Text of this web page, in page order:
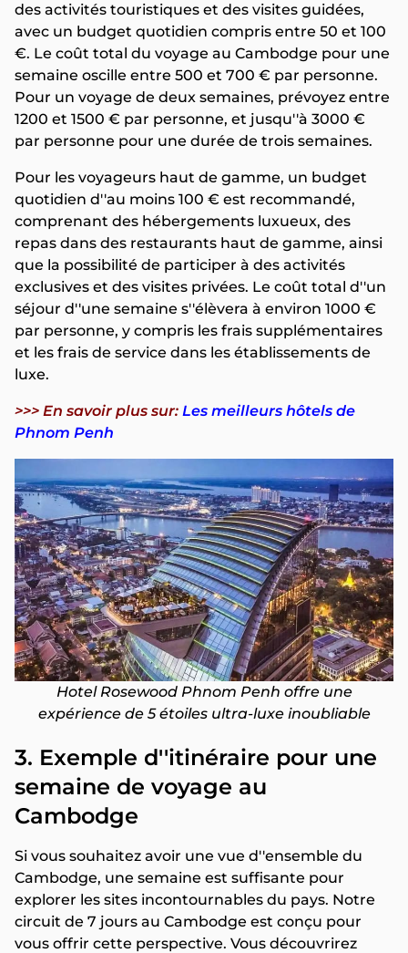
des activités touristiques et des visites guidées,
avec un budget quotidien compris entre 50 et 100
€. Le coût total du voyage au Cambodge pour une
semaine oscille entre 500 et 700 € par personne.
Pour un voyage de deux semaines, prévoyez entre
1200 et 1500 € par personne, et jusqu''à 3000 €
par personne pour une durée de trois semaines.
Pour les voyageurs haut de gamme, un budget
quotidien d''au moins 100 € est recommandé,
comprenant des hébergements luxueux, des
repas dans des restaurants haut de gamme, ainsi
que la possibilité de participer à des activités
exclusives et des visites privées. Le coût total d''un
séjour d''une semaine s''élèvera à environ 1000 €
par personne, y compris les frais supplémentaires
et les frais de service dans les établissements de
luxe.
>>> En savoir plus sur: Les meilleurs hôtels de
Phnom Penh
Hotel Rosewood Phnom Penh offre une
expérience de 5 étoiles ultra-luxe inoubliable
3. Exemple d''itinéraire pour une
semaine de voyage au
Cambodge
Si vous souhaitez avoir une vue d''ensemble du
Cambodge, une semaine est suffisante pour
explorer les sites incontournables du pays. Notre
circuit de 7 jours au Cambodge est conçu pour
vous offrir cette perspective. Vous découvrirez